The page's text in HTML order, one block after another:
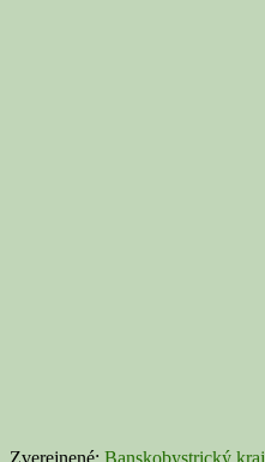
Zverejnené: Banskobystrický kraj